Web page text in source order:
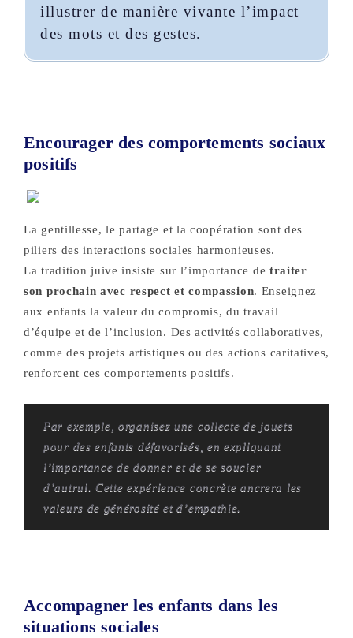
illustrer de manière vivante l’impact
des mots et des gestes.
Encourager des comportements sociaux
positifs
La gentillesse, le partage et la coopération sont des
piliers des interactions sociales harmonieuses.
La tradition juive insiste sur l’importance de traiter
son prochain avec respect et compassion. Enseignez
aux enfants la valeur du compromis, du travail
d’équipe et de l’inclusion. Des activités collaboratives,
comme des projets artistiques ou des actions caritatives,
renforcent ces comportements positifs.
Par exemple, organisez une collecte de jouets
pour des enfants défavorisés, en expliquant
l’importance de donner et de se soucier
d’autrui. Cette expérience concrète ancrera les
valeurs de générosité et d’empathie.
Accompagner les enfants dans les
situations sociales